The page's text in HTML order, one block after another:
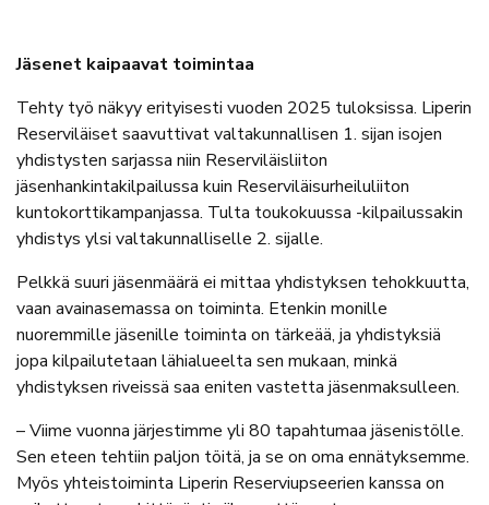
Jäsenet kaipaavat toimintaa
Tehty työ näkyy erityisesti vuoden 2025 tuloksissa. Liperin
Reserviläiset saavuttivat valtakunnallisen 1. sijan isojen
yhdistysten sarjassa niin Reserviläisliiton
jäsenhankintakilpailussa kuin Reserviläisurheiluliiton
kuntokorttikampanjassa. Tulta toukokuussa -kilpailussakin
yhdistys ylsi valtakunnalliselle 2. sijalle.
Pelkkä suuri jäsenmäärä ei mittaa yhdistyksen tehokkuutta,
vaan avainasemassa on toiminta. Etenkin monille
nuoremmille jäsenille toiminta on tärkeää, ja yhdistyksiä
jopa kilpailutetaan lähialueelta sen mukaan, minkä
yhdistyksen riveissä saa eniten vastetta jäsenmaksulleen.
– Viime vuonna järjestimme yli 80 tapahtumaa jäsenistölle.
Sen eteen tehtiin paljon töitä, ja se on oma ennätyksemme.
Myös yhteistoiminta Liperin Reserviupseerien kanssa on